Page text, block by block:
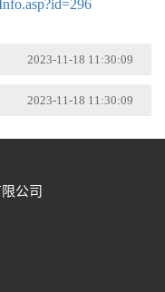
2023-11-18 11:30:09
2023-11-18 11:30:09
公司